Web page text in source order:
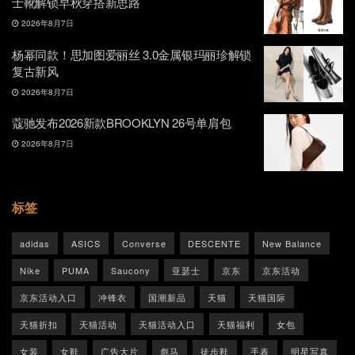
2026年8月7日
杨幂同款！思加图爱丽丝 3.0金属银玛丽珍解锁
复古新风
2026年8月7日
蔻驰发布2026新款BROOKLYN 26号单肩包
2026年8月7日
标签
adidas ASICS Converse DESCENTE New Balance
Nike PUMA Saucony 亚瑟士 京东 京东活动
京东活动入口 冲锋衣 国潮新品 天猫 天猫国际
天猫折扣 天猫活动 天猫活动入口 天猫福利 女包
女装 女鞋 广告大片 彪马 徒步鞋 手表 明星写真